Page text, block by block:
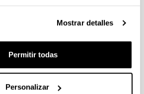
Mostrar detalles
Permitir todas
Personalizar
(30 de julio de 2020)
de doctores recientes hasta su
de formación postdoctoral en la
2020-I)
cerrado: 07/11/2019 - 09/12/2019 00:00